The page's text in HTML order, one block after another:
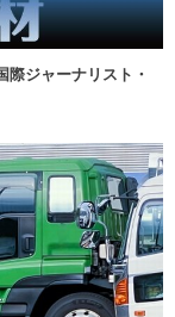
ジャーナリスト・